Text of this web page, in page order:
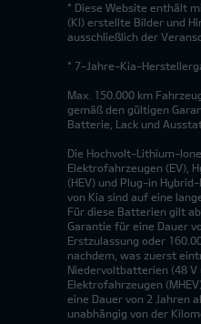
* Diese Website enthält
(KI) erstellte Bilder und
ausschließlich der
* 7-Jahre-Kia-
Max. 150.000 km
gemäß den gültigen
Batterie, Lack und
Die Hochvolt-Lithium-
Elektrofahrzeugen (EV),
(HEV) und Plug-in
von Kia sind auf eine
Für diese Batterien gilt
Garantie für eine Dauer
Erstzulassung oder
nachdem, was zuerst
Niedervoltbatterien (48
Elektrofahrzeugen
eine Dauer von 2 Jahren
unabhängig von der